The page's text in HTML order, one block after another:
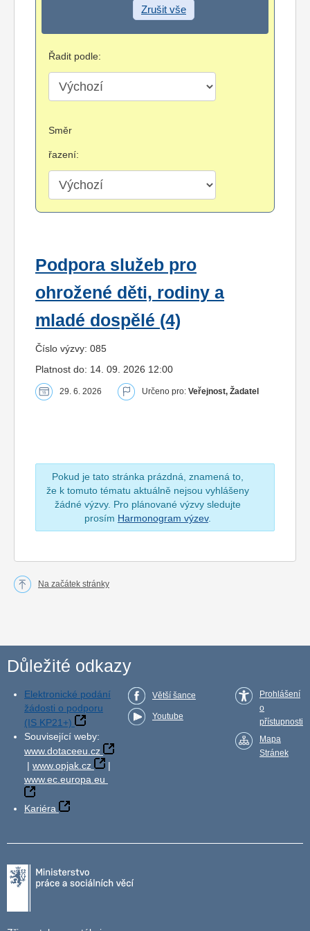
Zrušit vše
Řadit podle:
Směr
řazení:
Podpora služeb pro
ohrožené děti, rodiny a
mladé dospělé (4)
Číslo výzvy: 085
Platnost do: 14. 09. 2026 12:00
29. 6. 2026 Určeno pro: Veřejnost, Žadatel
Pokud je tato stránka prázdná, znamená to,
že k tomuto tématu aktuálně nejsou vyhlášeny
žádné výzvy. Pro plánované výzvy sledujte
prosím Harmonogram výzev.
Na začátek stránky
Důležité odkazy
Elektronické podání
žádosti o podporu
(IS KP21+)
Související weby:
www.dotaceeu.cz
| www.opjak.cz
|
www.ec.europa.eu
Kariéra
Větší šance
Youtube
Prohlášení
o
přístupnosti
Mapa
Stránek